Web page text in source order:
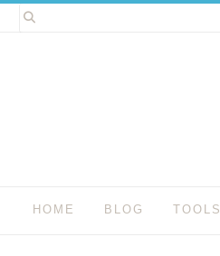
Spring
naar
HOME BLOG TOOLS